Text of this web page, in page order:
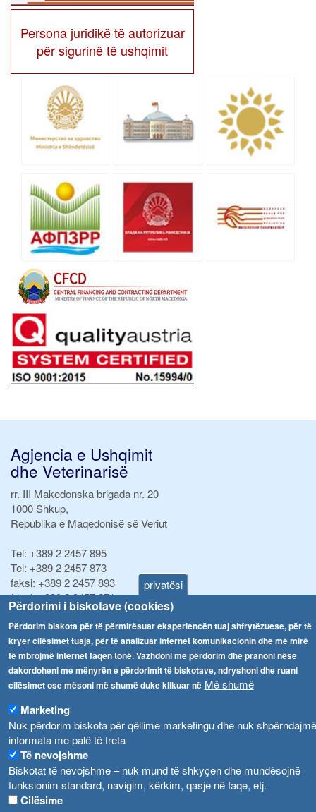
privatësi
Përdorimi i biskotave (cookies)
Përdorim biskota për të përmirësuar eksperiencën tuaj shfrytëzuese, për të
kryer cilësimet tuaja, për të analizuar internet komunikacionin dhe më mirë
të mbrojmë internet faqen tonë. Vazhdoni me përdorim dhe pranoni nëse
dakordoheni me mënyrën e përdorimit të biskotave, ndryshoni dhe ruani
cilësimet ose mësoni më shumë duke klikuar në Më shumë
Marketing
Nuk përdorim biskota për qëllime marketingu dhe nuk shpërndajmë
informata me palë të treta
Të nevojshme
Biskotat të nevojshme – nuk mund të shkyçen dhe mundësojnë
funksionim standard, navigim, kërkim, qasje në faqe, etj.
Cilësime
Persona juridikë të autorizuar
për sigurinë të ushqimit
Agjencia e Ushqimit
dhe Veterinarisë
rr. III Makedonska brigada nr. 20
1000 Shkup,
Republika e Maqedonisë së Veriut
Tel: +389 2 2457 895
Tel: +389 2 2457 873
faksi: +389 2 2457 893
faksi:+389 2 2457 871
info@fva.gov.mk
Njoftime
Република Бугарија ги засили официјалните контроли при увоз на свежо овошје и зеленчук
Високите температури ризик од труење со храна, опасни се и за животните
Водата во Гостивар може да се користи како техничка, продолжува испораката на флаширана вода
Во Гостивар спроведени 70 вонредни контроли
Забраната за водата во Гостивар останува на сила, операторите да користат само технички безбедна вода
Navigimi
Arkivi
Ndalesa
Shpalljet